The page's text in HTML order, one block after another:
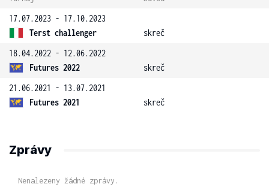
17.07.2023 - 17.10.2023
Terst challenger
skreč
18.04.2022 - 12.06.2022
Futures 2022
skreč
21.06.2021 - 13.07.2021
Futures 2021
skreč
Zprávy
Nenalezeny žádné zprávy.